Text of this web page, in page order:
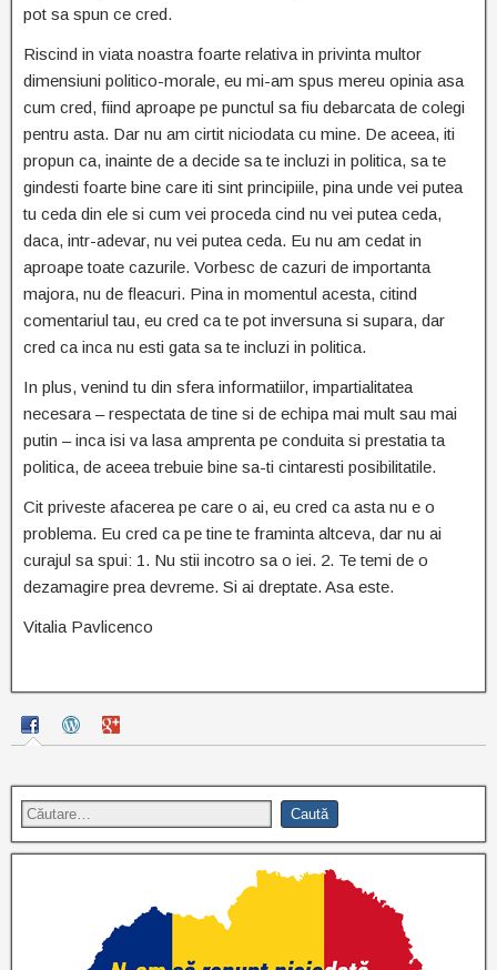
pot sa spun ce cred.
Riscind in viata noastra foarte relativa in privinta multor
dimensiuni politico-morale, eu mi-am spus mereu opinia asa
cum cred, fiind aproape pe punctul sa fiu debarcata de colegi
pentru asta. Dar nu am cirtit niciodata cu mine. De aceea, iti
propun ca, inainte de a decide sa te incluzi in politica, sa te
gindesti foarte bine care iti sint principiile, pina unde vei putea
tu ceda din ele si cum vei proceda cind nu vei putea ceda,
daca, intr-adevar, nu vei putea ceda. Eu nu am cedat in
aproape toate cazurile. Vorbesc de cazuri de importanta
majora, nu de fleacuri. Pina in momentul acesta, citind
comentariul tau, eu cred ca te pot inversuna si supara, dar
cred ca inca nu esti gata sa te incluzi in politica.
In plus, venind tu din sfera informatiilor, impartialitatea
necesara – respectata de tine si de echipa mai mult sau mai
putin – inca isi va lasa amprenta pe conduita si prestatia ta
politica, de aceea trebuie bine sa-ti cintaresti posibilitatile.
Cit priveste afacerea pe care o ai, eu cred ca asta nu e o
problema. Eu cred ca pe tine te framinta altceva, dar nu ai
curajul sa spui: 1. Nu stii incotro sa o iei. 2. Te temi de o
dezamagire prea devreme. Si ai dreptate. Asa este.
Vitalia Pavlicenco